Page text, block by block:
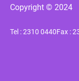
Copyright © 2024
Tel : 2310 0440Fax :